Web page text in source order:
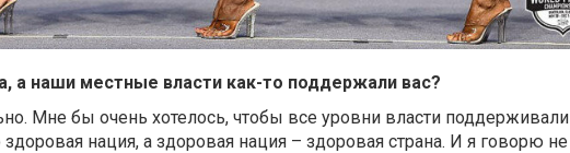
а наши местные власти как-то поддержали вас?
Мне бы очень хотелось, чтобы все уровни власти поддерживали
здоровая нация, а здоровая нация – здоровая страна. И я говорю не